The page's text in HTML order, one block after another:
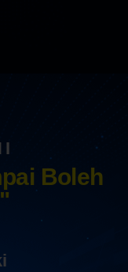
Boleh